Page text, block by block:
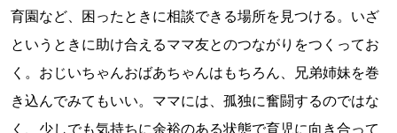
育園など、困ったときに相談できる場所を見つける。いざ
というときに助け合えるママ友とのつながりをつくってお
く。おじいちゃんおばあちゃんはもちろん、兄弟姉妹を巻
き込んでみてもいい。ママには、孤独に奮闘するのではな
く、少しでも気持ちに余裕のある状態で育児に向き合って